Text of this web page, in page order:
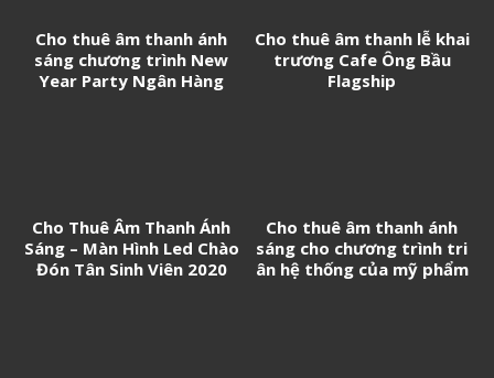
Cho thuê âm thanh ánh
sáng chương trình New
Year Party Ngân Hàng
Cho thuê âm thanh lễ khai
trương Cafe Ông Bầu
Flagship
Cho Thuê Âm Thanh Ánh
Sáng – Màn Hình Led Chào
Đón Tân Sinh Viên 2020
Cho thuê âm thanh ánh
sáng cho chương trình tri
ân hệ thống của mỹ phẩm